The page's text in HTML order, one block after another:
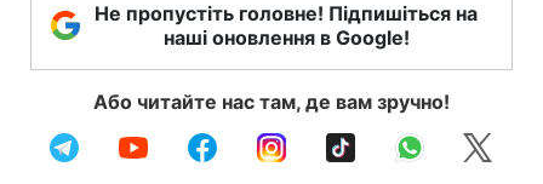
Не пропустіть головне! Підпишіться на
наші оновлення в Google!
Або читайте нас там, де вам зручно!